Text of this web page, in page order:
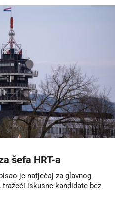
šefa HRT-a
je natječaj za glavnog
iskusne kandidate bez